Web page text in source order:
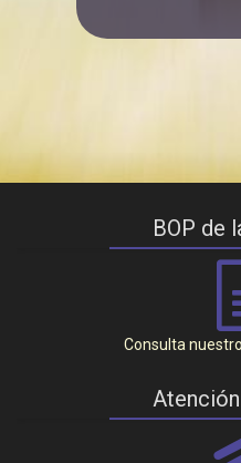
BOP de
Consulta